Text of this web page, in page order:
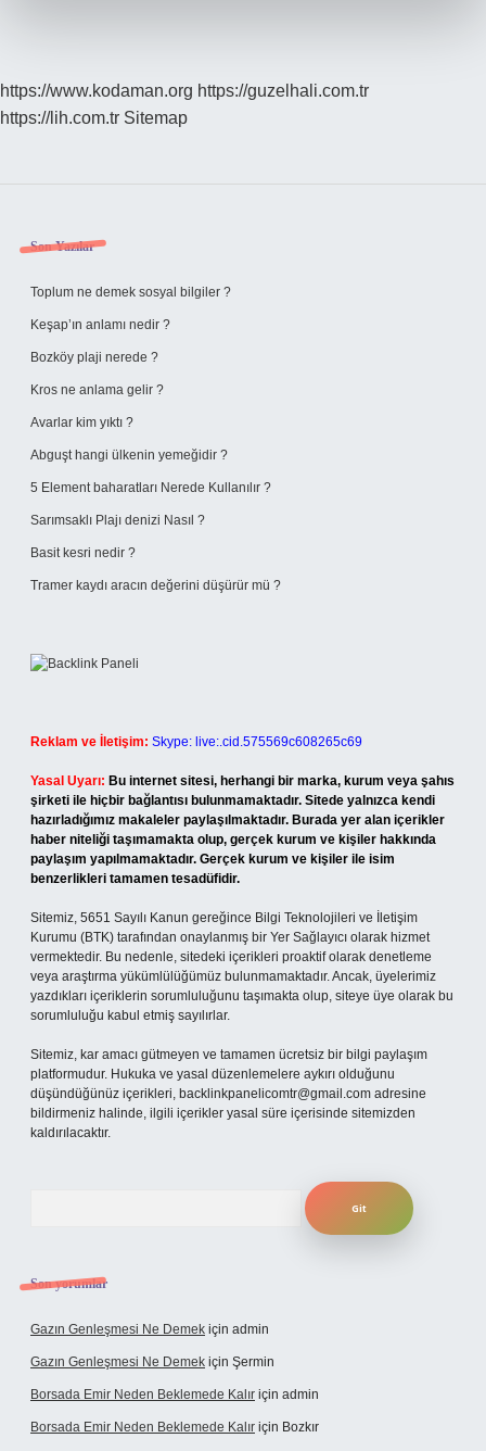
https://www.kodaman.org https://guzelhali.com.tr
https://lih.com.tr Sitemap
Sidebar
Son Yazılar
Toplum ne demek sosyal bilgiler ?
Keşap’ın anlamı nedir ?
Bozköy plaji nerede ?
Kros ne anlama gelir ?
Avarlar kim yıktı ?
Abguşt hangi ülkenin yemeğidir ?
5 Element baharatları Nerede Kullanılır ?
Sarımsaklı Plajı denizi Nasıl ?
Basit kesri nedir ?
Tramer kaydı aracın değerini düşürür mü ?
Reklam ve İletişim: Skype: live:.cid.575569c608265c69
Yasal Uyarı: Bu internet sitesi, herhangi bir marka, kurum veya şahıs
şirketi ile hiçbir bağlantısı bulunmamaktadır. Sitede yalnızca kendi
hazırladığımız makaleler paylaşılmaktadır. Burada yer alan içerikler
haber niteliği taşımamakta olup, gerçek kurum ve kişiler hakkında
paylaşım yapılmamaktadır. Gerçek kurum ve kişiler ile isim
benzerlikleri tamamen tesadüfidir.
Sitemiz, 5651 Sayılı Kanun gereğince Bilgi Teknolojileri ve İletişim
Kurumu (BTK) tarafından onaylanmış bir Yer Sağlayıcı olarak hizmet
vermektedir. Bu nedenle, sitedeki içerikleri proaktif olarak denetleme
veya araştırma yükümlülüğümüz bulunmamaktadır. Ancak, üyelerimiz
yazdıkları içeriklerin sorumluluğunu taşımakta olup, siteye üye olarak bu
sorumluluğu kabul etmiş sayılırlar.
Sitemiz, kar amacı gütmeyen ve tamamen ücretsiz bir bilgi paylaşım
platformudur. Hukuka ve yasal düzenlemelere aykırı olduğunu
düşündüğünüz içerikleri, backlinkpanelicomtr@gmail.com adresine
bildirmeniz halinde, ilgili içerikler yasal süre içerisinde sitemizden
kaldırılacaktır.
Son yorumlar
Gazın Genleşmesi Ne Demek için admin
Gazın Genleşmesi Ne Demek için Şermin
Borsada Emir Neden Beklemede Kalır için admin
Borsada Emir Neden Beklemede Kalır için Bozkır